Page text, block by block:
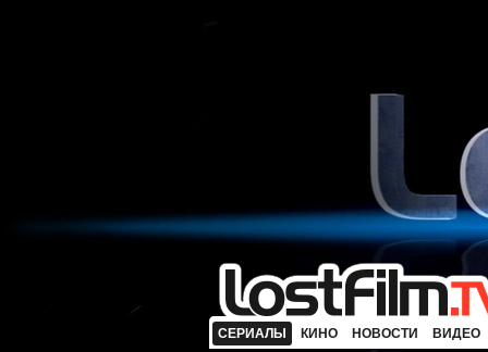
СЕРИАЛЫ КИНО НОВОСТИ ВИДЕО